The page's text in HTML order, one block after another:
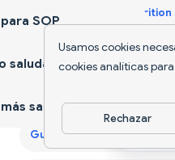
Usamos cookies
cookies analíticas
Rechazar
Diet Supplements Nutrition
Generador Lista de
Guía Proteína Primer
SOP
saludable
sano